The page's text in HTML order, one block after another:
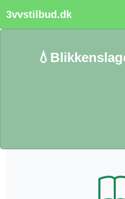
3vvstilbud.dk